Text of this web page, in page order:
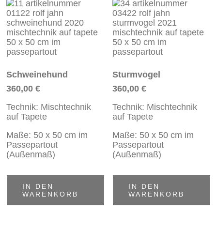
Schweinehund
360,00€
Technik: Mischtechnik
auf Tapete
Maße: 50 x 50 cm im
Passepartout
(Außenmaß)
IN DEN
WARENKORB
Sturmvogel
360,00€
Technik: Mischtechnik
auf Tapete
Maße: 50 x 50 cm im
Passepartout
(Außenmaß)
IN DEN
WARENKORB